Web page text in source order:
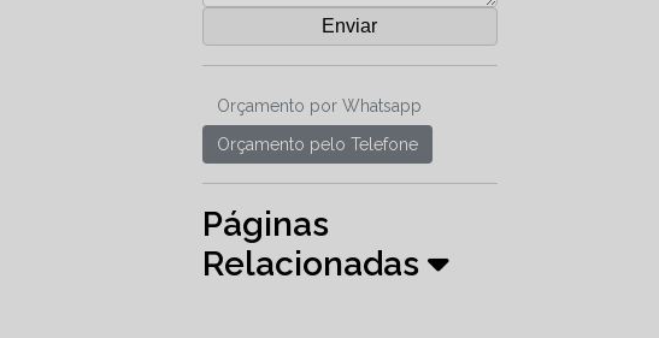
Orçamento por Whatsapp
Orçamento pelo Telefone
Páginas
Relacionadas